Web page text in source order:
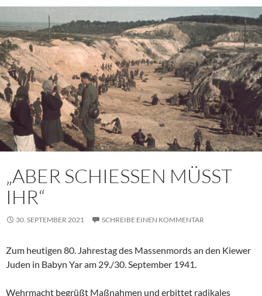
„ABER SCHIESSEN MÜSST
IHR“
30. SEPTEMBER 2021 SCHREIBE EINEN KOMMENTAR
Zum heutigen 80. Jahrestag des Massenmords an den Kiewer
Juden in Babyn Yar am 29./30. September 1941.
Wehrmacht begrüßt Maßnahmen und erbittet radikales